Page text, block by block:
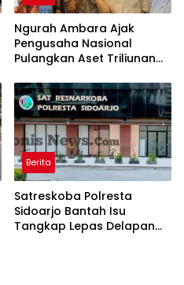
Ngurah Ambara Ajak
Pengusaha Nasional
Pulangkan Aset Triliunan
Investor Global
Berita
Satreskoba Polresta
Sidoarjo Bantah Isu
Tangkap Lepas Delapan